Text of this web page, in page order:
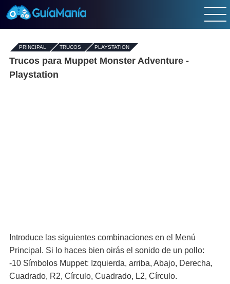
PRINCIPAL - TRUCOS- PLAYSTATION
Trucos para Muppet Monster Adventure -
Playstation
Introduce las siguientes combinaciones en el Menú
Principal. Si lo haces bien oirás el sonido de un pollo:
-10 Símbolos Muppet: Izquierda, arriba, Abajo, Derecha,
Cuadrado, R2, Círculo, Cuadrado, L2, Círculo.